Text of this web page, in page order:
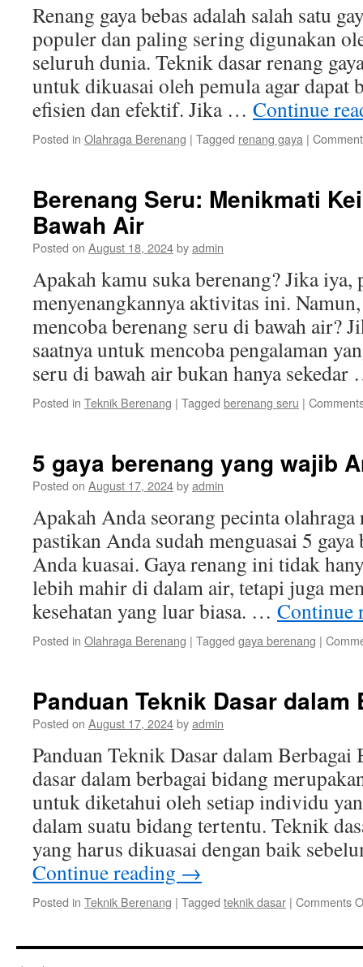
Renang gaya bebas adalah salah satu
populer dan paling sering digunakan
seluruh dunia. Teknik dasar renang
untuk dikuasai oleh pemula agar dapat
efisien dan efektif. Jika … Continue
Posted in Olahraga Berenang | Tagged renang gaya |
Berenang Seru: Menikmati
Bawah Air
Posted on August 18, 2024byadmin
Apakah kamu suka berenang? Jika iya,
menyenangkannya aktivitas ini.
mencoba berenang seru di bawah air?
saatnya untuk mencoba pengalaman
seru di bawah air bukan hanya
Posted in Teknik Berenang | Tagged berenang seru |
5 gaya berenang yang wajib
Posted on August 17, 2024byadmin
Apakah Anda seorang pecinta olahraga
pastikan Anda sudah menguasai 5
Anda kuasai. Gaya renang ini tidak
lebih mahir di dalam air, tetapi juga
kesehatan yang luar biasa. … Continue
Posted in Olahraga Berenang | Tagged gaya berenang |
Panduan Teknik Dasar
Posted on August 17, 2024byadmin
Panduan Teknik Dasar dalam
dasar dalam berbagai bidang
untuk diketahui oleh setiap individu
dalam suatu bidang tertentu. Teknik
yang harus dikuasai dengan baik
Continue reading →
Posted in Teknik Berenang | Tagged teknik dasar | Comments